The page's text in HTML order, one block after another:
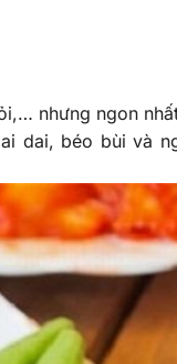
nhưng ngon
dai, béo bùi và